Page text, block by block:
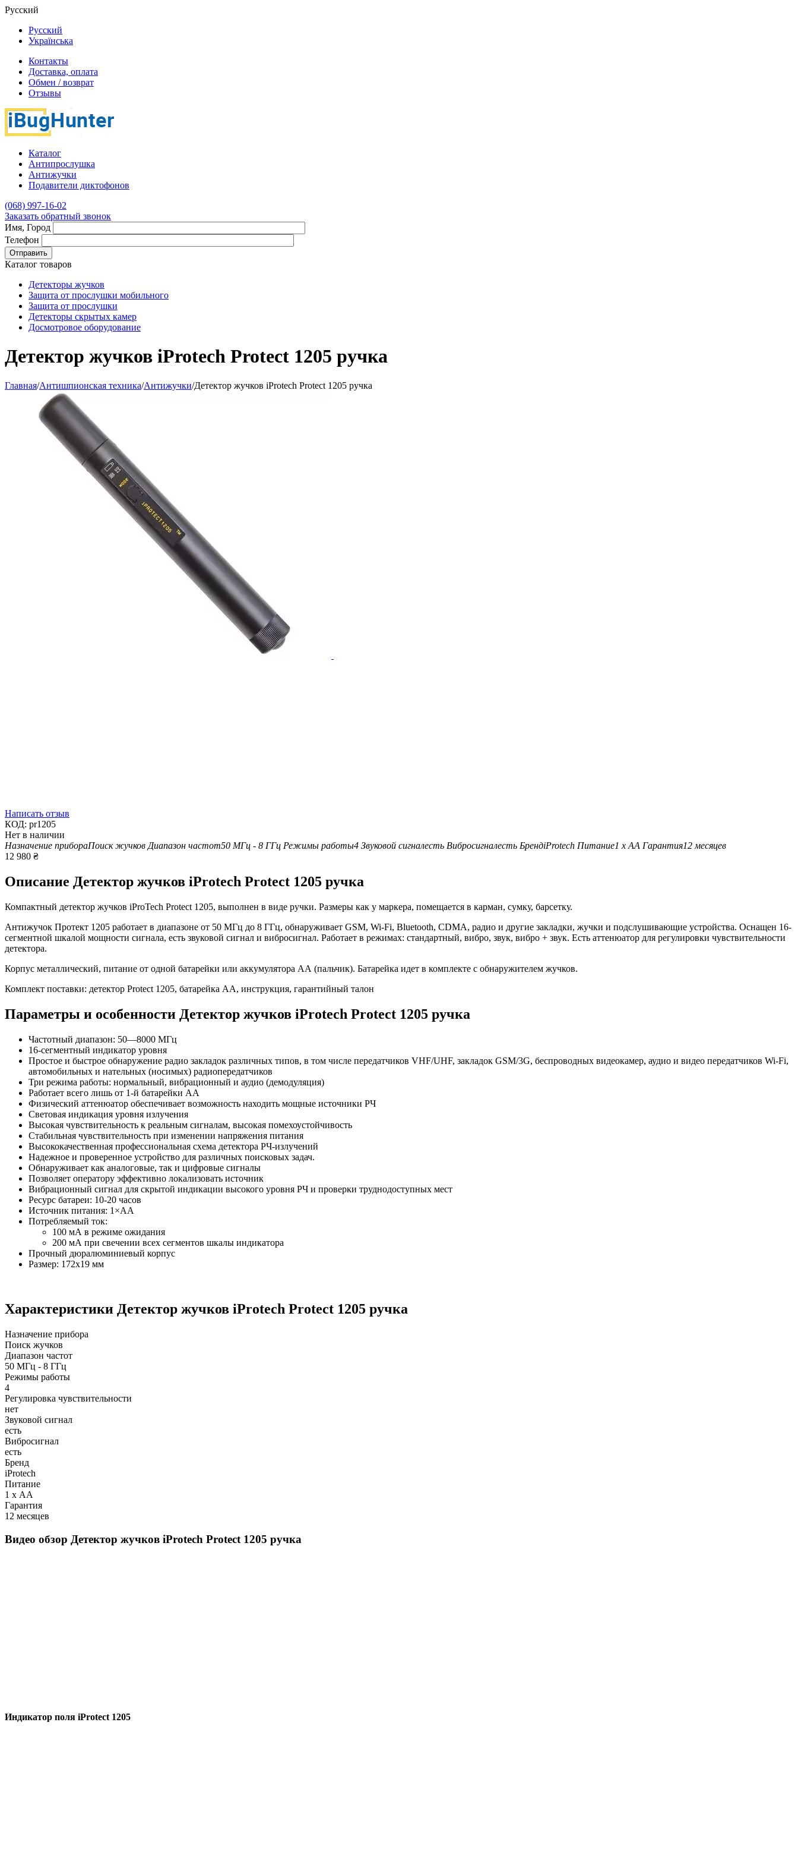
Русский
Русский
Українська
Контакты
Доставка, оплата
Обмен / возврат
Отзывы
Каталог
Антипрослушка
Антижучки
Подавители диктофонов
(068) 997-16-02
Заказать обратный звонок
Имя, Город
Телефон
Отправить
Каталог товаров
Детекторы жучков
Защита от прослушки мобильного
Защита от прослушки
Детекторы скрытых камер
Досмотровое оборудование
Детектор жучков iProtech Protect 1205 ручка
Главная/Антишпионская техника/Антижучки/Детектор жучков iProtech Protect 1205 ручка
Написать отзыв
КОД: pr1205
Нет в наличии
Назначение прибораПоиск жучков Диапазон частот50 МГц - 8 ГГц Режимы работы4 Звуковой сигналесть Вибросигналесть БрендiProtech Питание1 х АА Гарантия12 месяцев
12 980 ₴
Описание Детектор жучков iProtech Protect 1205 ручка
Компактный детектор жучков iProTech Protect 1205, выполнен в виде ручки. Размеры как у маркера, помещается в карман, сумку, барсетку.
Антижучок Протект 1205 работает в диапазоне от 50 МГц до 8 ГГц, обнаруживает GSM, Wi-Fi, Bluetooth, CDMA, радио и другие закладки, жучки и подслушивающие устройства. Оснащен 16-
сегментной шкалой мощности сигнала, есть звуковой сигнал и вибросигнал. Работает в режимах: стандартный, вибро, звук, вибро + звук. Есть аттенюатор для регулировки чувствительности
детектора.
Корпус металлический, питание от одной батарейки или аккумулятора АА (пальчик). Батарейка идет в комплекте с обнаружителем жучков.
Комплект поставки: детектор Protect 1205, батарейка АА, инструкция, гарантийный талон
Параметры и особенности Детектор жучков iProtech Protect 1205 ручка
Частотный диапазон: 50—8000 MГц
16-сегментный индикатор уровня
Простое и быстрое обнаружение радио закладок различных типов, в том числе передатчиков VHF/UHF, закладок GSM/3G, беспроводных видеокамер, аудио и видео передатчиков Wi-Fi,
автомобильных и нательных (носимых) радиопередатчиков
Три режима работы: нормальный, вибрационный и аудио (демодуляция)
Работает всего лишь от 1-й батарейки АА
Физический аттенюатор обеспечивает возможность находить мощные источники РЧ
Световая индикация уровня излучения
Высокая чувствительность к реальным сигналам, высокая помехоустойчивость
Стабильная чувствительность при изменении напряжения питания
Высококачественная профессиональная схема детектора РЧ-излучений
Надежное и проверенное устройство для различных поисковых задач.
Обнаруживает как аналоговые, так и цифровые сигналы
Позволяет оператору эффективно локализовать источник
Вибрационный сигнал для скрытой индикации высокого уровня РЧ и проверки труднодоступных мест
Ресурс батареи: 10-20 часов
Источник питания: 1×AA
Потребляемый ток:
100 мА в режиме ожидания
200 мА при свечении всех сегментов шкалы индикатора
Прочный дюралюминиевый корпус
Размер: 172х19 мм
Характеристики Детектор жучков iProtech Protect 1205 ручка
Назначение прибора
Поиск жучков
Диапазон частот
50 МГц - 8 ГГц
Режимы работы
4
Регулировка чувствительности
нет
Звуковой сигнал
есть
Вибросигнал
есть
Бренд
iProtech
Питание
1 х АА
Гарантия
12 месяцев
Видео обзор Детектор жучков iProtech Protect 1205 ручка
Индикатор поля iProtect 1205